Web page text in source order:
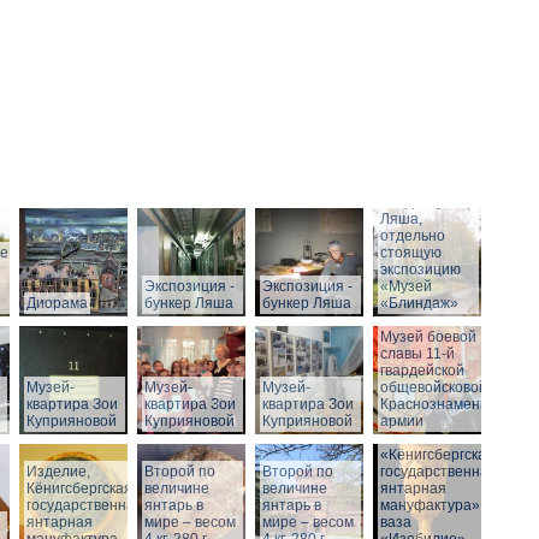
Диорама
Экспозиция -
бункер Ляша
Экспозиция -
бункер Ляша
Ляша,
отдельно
стоящую
экспозицию
«Музей
«Блиндаж»
Музей-
квартира Зои
Куприяновой
Музей-
квартира Зои
Куприяновой
Музей-
квартира Зои
Куприяновой
Музей боевой
славы 11-й
гвардейской
общевойсковой
Краснознаменной
армии
Изделие,
Кёнигсбергская
государственная
янтарная
Второй по
величине
янтарь в
мире – весом
Второй по
величине
янтарь в
мире – весом
«Кёнигсбергская
государственная
янтарная
мануфактура» -
ваза
Историческое
здание музея
-
Штадтхалле.